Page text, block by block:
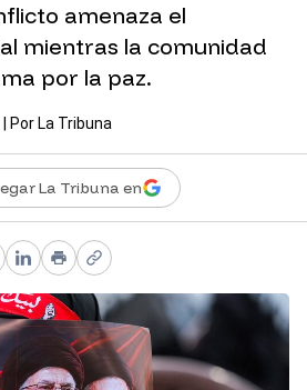
amenaza el
mientras la comunidad
por la paz.
| Por La Tribuna
La Tribuna en
LinkedIn
PrintCopy link